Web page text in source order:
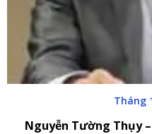
Tháng
Nguyễn Tường Thụy